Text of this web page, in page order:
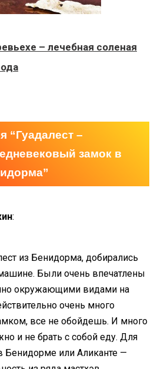
– лечебная соленая
“Гуадалест –
замок в
”
:
из Бенидорма, добирались
Были очень впечатлены
окружающими видами на
очень много
все не обойдешь. И много
и не брать с собой еду. Для
Бенидорме или Аликанте —